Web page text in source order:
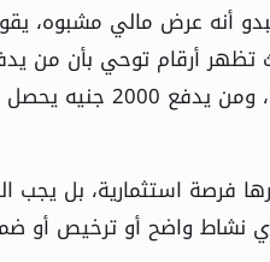
أنه عرض مالي مشبوه،
فرصة استثمارية، بل يجب
أي نشاط واضح أو ترخيص أو